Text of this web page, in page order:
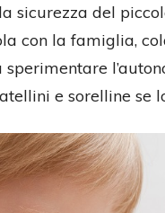
sicurezza del
con la famiglia,
e sorelline se